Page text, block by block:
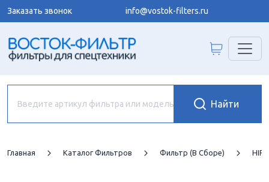
Заказать звонок info@vostok-filters.ru
Главная Каталог Фильтров Фильтр (в Сборе) HIFI